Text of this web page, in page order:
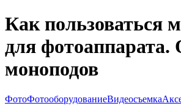
Как пользоваться
для фотоаппарата.
моноподов
ФотоФотооборудованиеВидеосъемка